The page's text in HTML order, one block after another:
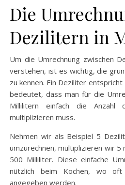
Die
Dezilitern in
Um die Umrechnung zwischen
verstehen, ist es wichtig, die
zu kennen. Ein Deziliter
bedeutet, dass man für die
Millilitern einfach die
multiplizieren muss.
Nehmen wir als Beispiel 5
umzurechnen, multiplizieren wir
500 Milliliter. Diese einfache
nützlich beim Kochen, wo
angegeben werden.